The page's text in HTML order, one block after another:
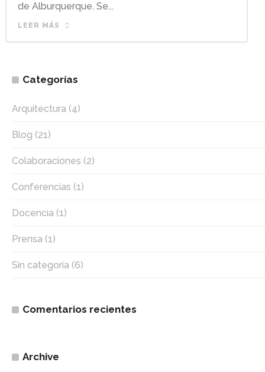
de Alburquerque. Se...
LEER MÁS
Categorías
Arquitectura (4)
Blog (21)
Colaboraciones (2)
Conferencias (1)
Docencia (1)
Prensa (1)
Sin categoría (6)
Comentarios recientes
Archive